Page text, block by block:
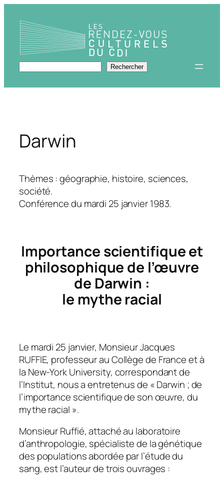
contenu
Rechercher Rechercher
Darwin
Thèmes : géographie, histoire, sciences,
société.
Conférence du mardi 25 janvier 1983.
Importance scientifique et
philosophique de l’œuvre
de Darwin :
le mythe racial
Le mardi 25 janvier, Monsieur Jacques
RUFFIE, professeur au Collège de France et à
la New-York University, correspondant de
l’Institut, nous a entretenus de « Darwin ; de
l’importance scientifique de son œuvre, du
mythe racial ».
Monsieur Ruffié, attaché au laboratoire
d’anthropologie, spécialiste de la génétique
des populations abordée par l’étude du
sang, est l’auteur de trois ouvrages :